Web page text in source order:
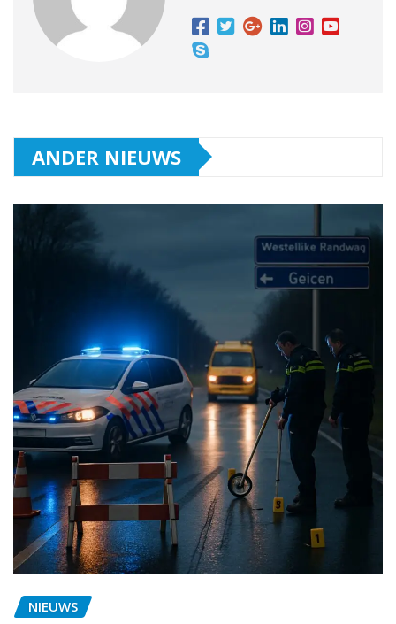
ANDER NIEUWS
NIEUWS